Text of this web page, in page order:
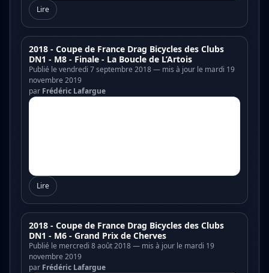
Lire
2018 - Coupe de France Drag Bicycles des Clubs
DN1 - M8 - Finale - La Boucle de L’Artois
Publié le vendredi 7 septembre 2018 — mis à jour le mardi 19
novembre 2019
par Frédéric Lafargue
Lire
2018 - Coupe de France Drag Bicycles des Clubs
DN1 - M6 - Grand Prix de Cherves
Publié le mercredi 8 août 2018 — mis à jour le mardi 19
novembre 2019
par Frédéric Lafargue